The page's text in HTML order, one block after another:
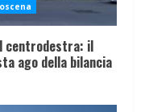
centrodestra: il
ago della bilancia